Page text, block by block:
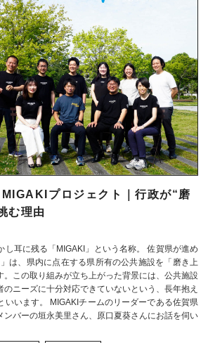
プロジェクト｜行政が“磨
む理由
し耳に残る「MIGAKI」という名称。 佐賀県が進め
は、県内に点在する県所有の公共施設を「磨き上
。この取り組みが立ち上がった背景には、公共施設
ニーズに十分対応できていないという、長年抱え
いいます。 MIGAKIチームのリーダーである佐賀県
ンバーの垣永美里さん、原口夏葵さんにお話を伺い